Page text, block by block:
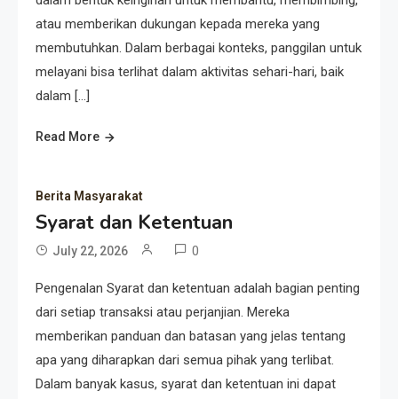
atau memberikan dukungan kepada mereka yang
membutuhkan. Dalam berbagai konteks, panggilan untuk
melayani bisa terlihat dalam aktivitas sehari-hari, baik
dalam […]
Read More
Berita Masyarakat
Syarat dan Ketentuan
July 22, 2026 0
Pengenalan Syarat dan ketentuan adalah bagian penting
dari setiap transaksi atau perjanjian. Mereka
memberikan panduan dan batasan yang jelas tentang
apa yang diharapkan dari semua pihak yang terlibat.
Dalam banyak kasus, syarat dan ketentuan ini dapat